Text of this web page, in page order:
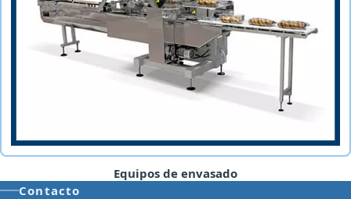
Equipos de envasado
Contacto